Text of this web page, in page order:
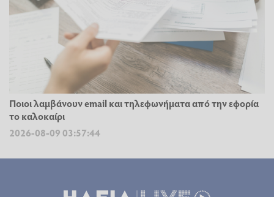
Ποιοι λαμβάνουν email και τηλεφωνήματα από την εφορία
το καλοκαίρι
2026-08-09 03:57:44